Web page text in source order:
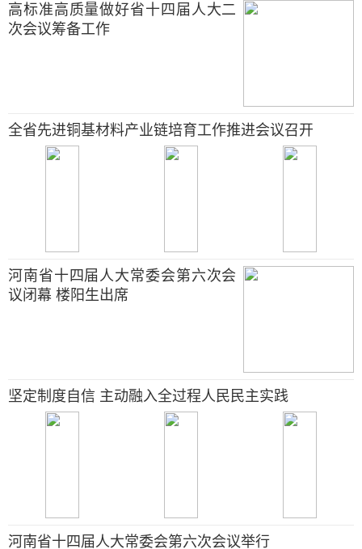
高标准高质量做好省十四届人大二
次会议筹备工作
全省先进铜基材料产业链培育工作推进会议召开
河南省十四届人大常委会第六次会
议闭幕 楼阳生出席
坚定制度自信 主动融入全过程人民民主实践
河南省十四届人大常委会第六次会议举行